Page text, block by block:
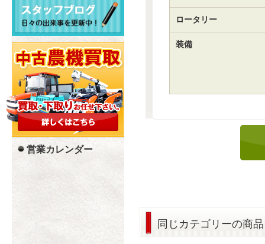
ロータリー
装備
同じカテゴリーの商品
営業カレンダー